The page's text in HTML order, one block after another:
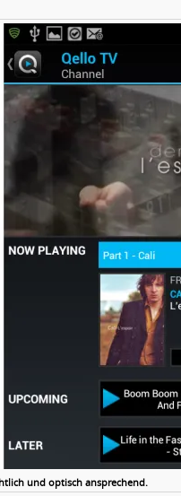
und optisch ansprechend.